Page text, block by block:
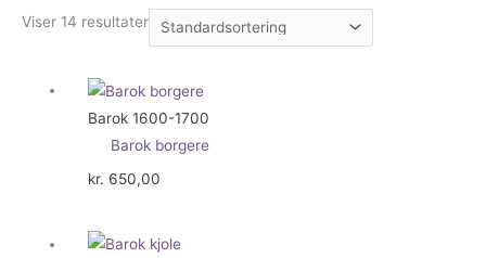
Viser 14 resultater
Barok 1600-1700
Barok borgere
kr. 650,00